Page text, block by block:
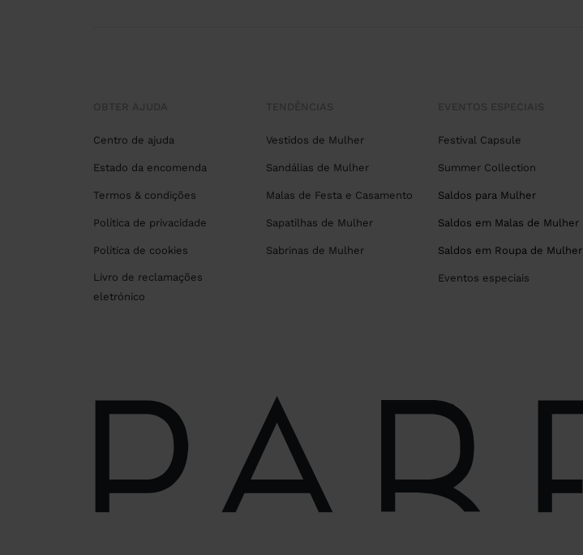
Centro de ajuda
Estado da encomenda
Termos & condições
Política de privacidade
Política de cookies
Livro de reclamações
eletrónico
Vestidos de Mulher
Sandálias de Mulher
Malas de Festa e Casamento
Sapatilhas de Mulher
Sabrinas de Mulher
Festival Capsule
Summer Collection
Saldos para Mulher
Saldos em Malas de Mulher
Saldos em Roupa de Mulher
Eventos especiais